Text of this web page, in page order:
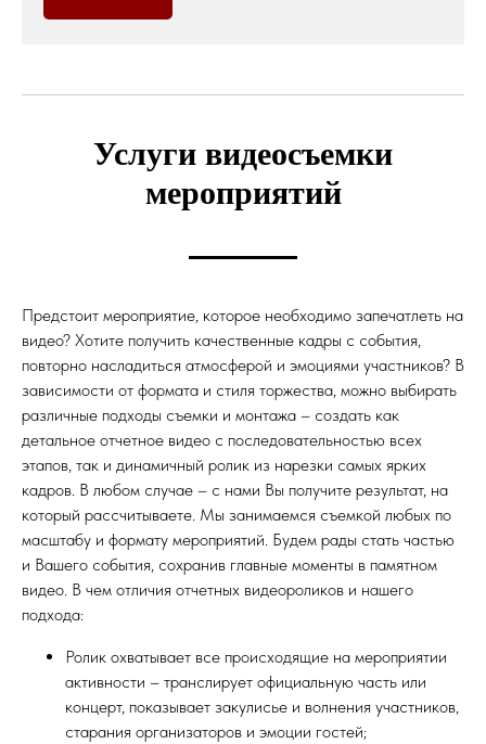
Услуги видеосъемки
мероприятий
Предстоит мероприятие, которое необходимо запечатлеть на
видео? Хотите получить качественные кадры с события,
повторно насладиться атмосферой и эмоциями участников? В
зависимости от формата и стиля торжества, можно выбирать
различные подходы съемки и монтажа – создать как
детальное отчетное видео с последовательностью всех
этапов, так и динамичный ролик из нарезки самых ярких
кадров. В любом случае – с нами Вы получите результат, на
который рассчитываете. Мы занимаемся съемкой любых по
масштабу и формату мероприятий. Будем рады стать частью
и Вашего события, сохранив главные моменты в памятном
видео. В чем отличия отчетных видеороликов и нашего
подхода:
Ролик охватывает все происходящие на мероприятии
активности – транслирует официальную часть или
концерт, показывает закулисье и волнения участников,
старания организаторов и эмоции гостей;